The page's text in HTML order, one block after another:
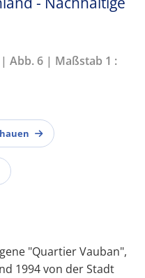
| Abb. 6 | Maßstab 1 :
"Quartier Vauban",
1994 von der Stadt